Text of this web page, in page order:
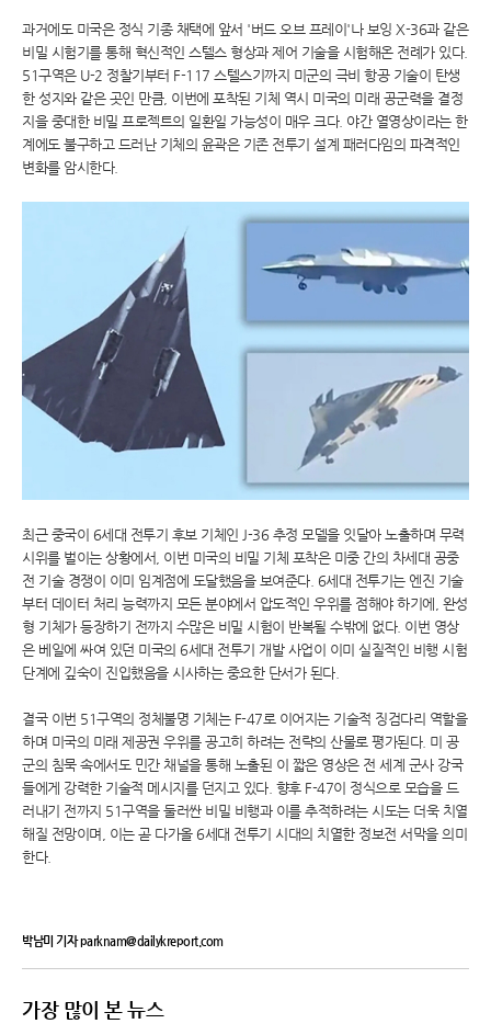
과거에도 미국은 정식 기종 채택에 앞서 '버드 오브 프레이'나 보잉 X-36과 같은
비밀 시험기를 통해 혁신적인 스텔스 형상과 제어 기술을 시험해온 전례가 있다.
51구역은 U-2 정찰기부터 F-117 스텔스기까지 미군의 극비 항공 기술이 탄생
한 성지와 같은 곳인 만큼, 이번에 포착된 기체 역시 미국의 미래 공군력을 결정
지을 중대한 비밀 프로젝트의 일환일 가능성이 매우 크다. 야간 열영상이라는 한
계에도 불구하고 드러난 기체의 윤곽은 기존 전투기 설계 패러다임의 파격적인
변화를 암시한다.
최근 중국이 6세대 전투기 후보 기체인 J-36 추정 모델을 잇달아 노출하며 무력
시위를 벌이는 상황에서, 이번 미국의 비밀 기체 포착은 미중 간의 차세대 공중
전 기술 경쟁이 이미 임계점에 도달했음을 보여준다. 6세대 전투기는 엔진 기술
부터 데이터 처리 능력까지 모든 분야에서 압도적인 우위를 점해야 하기에, 완성
형 기체가 등장하기 전까지 수많은 비밀 시험이 반복될 수밖에 없다. 이번 영상
은 베일에 싸여 있던 미국의 6세대 전투기 개발 사업이 이미 실질적인 비행 시험
단계에 깊숙이 진입했음을 시사하는 중요한 단서가 된다.
결국 이번 51구역의 정체불명 기체는 F-47로 이어지는 기술적 징검다리 역할을
하며 미국의 미래 제공권 우위를 공고히 하려는 전략의 산물로 평가된다. 미 공
군의 침묵 속에서도 민간 채널을 통해 노출된 이 짧은 영상은 전 세계 군사 강국
들에게 강력한 기술적 메시지를 던지고 있다. 향후 F-47이 정식으로 모습을 드
러내기 전까지 51구역을 둘러싼 비밀 비행과 이를 추적하려는 시도는 더욱 치열
해질 전망이며, 이는 곧 다가올 6세대 전투기 시대의 치열한 정보전 서막을 의미
한다.
박남미 기자 parknam@dailykreport.com
가장 많이 본 뉴스